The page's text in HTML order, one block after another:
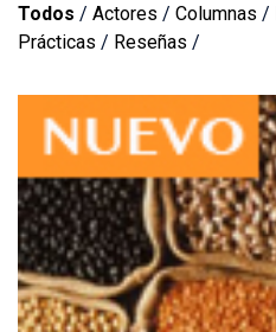
Todos / Actores / Columnas /
Prácticas / Reseñas /